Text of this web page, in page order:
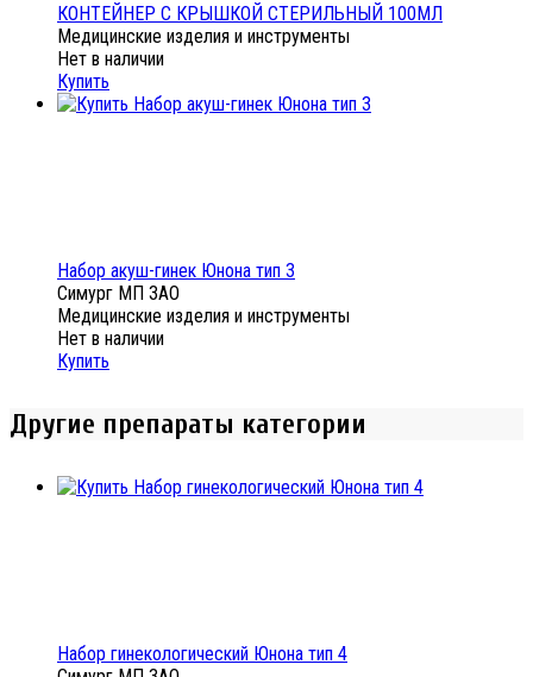
КОНТЕЙНЕР С КРЫШКОЙ СТЕРИЛЬНЫЙ 100МЛ
Медицинские изделия и инструменты
Нет в наличии
Купить
Набор акуш-гинек Юнона тип 3
Симург МП ЗАО
Медицинские изделия и инструменты
Нет в наличии
Купить
Другие препараты категории
Набор гинекологический Юнона тип 4